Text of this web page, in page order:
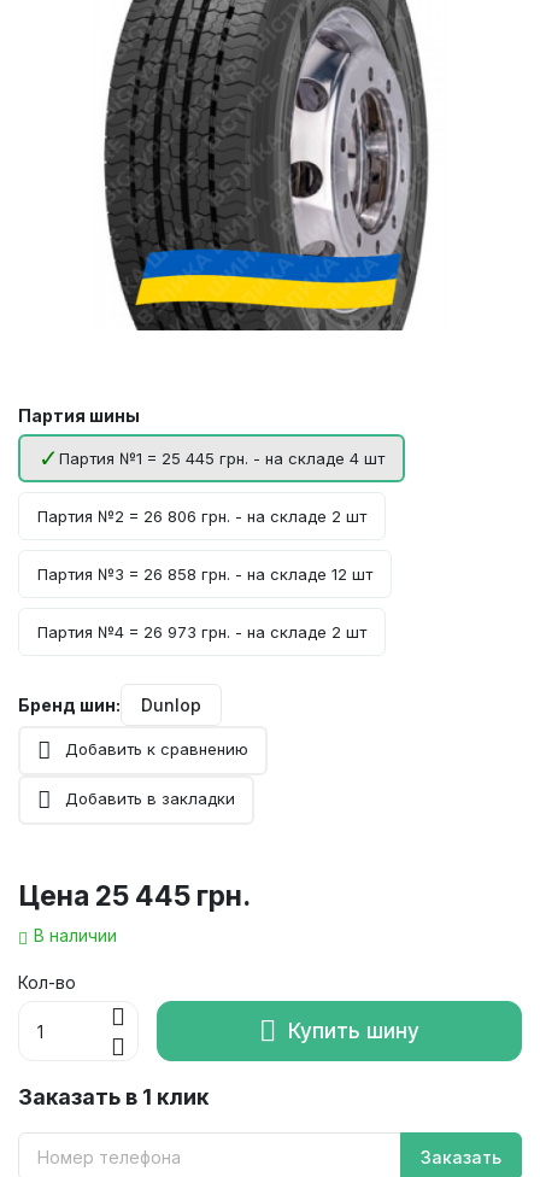
Партия шины
Партия №1 = 25 445 грн. - на складе 4 шт
Партия №2 = 26 806 грн. - на складе 2 шт
Партия №3 = 26 858 грн. - на складе 12 шт
Партия №4 = 26 973 грн. - на складе 2 шт
Бренд шин: Dunlop
Добавить к сравнению
Добавить в закладки
Цена 25 445 грн.
В наличии
Кол-во
Купить шину
Заказать в 1 клик
Заказать